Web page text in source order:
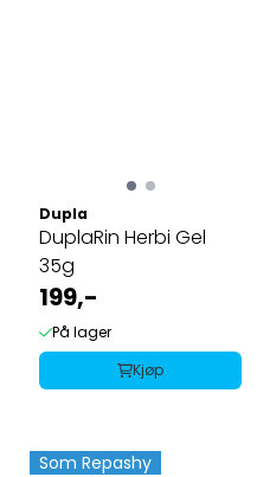
Dupla
DuplaRin Herbi Gel
35g
199,-
På lager
Kjøp
Som Repashy